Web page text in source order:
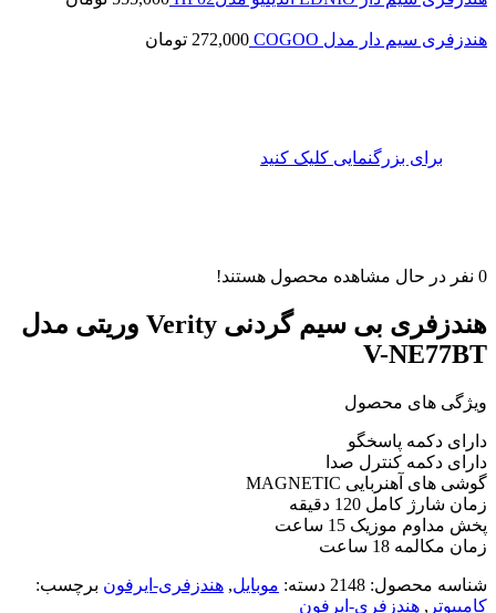
هندزفری سیم دار مدل COGOO 272,000 تومان
برای بزرگنمایی کلیک کنید
0 نفر در حال مشاهده محصول هستند!
هندزفری بی سیم گردنی Verity وریتی مدل
V-NE77BT
ویژگی های محصول
دارای دکمه پاسخگو
دارای دکمه کنترل صدا
گوشی های آهنربایی MAGNETIC
زمان شارژ کامل 120 دقیقه
پخش مداوم موزیک 15 ساعت
زمان مکالمه 18 ساعت
شناسه محصول: 2148 دسته: موبایل, هندزفری-ایرفون برچسب:
کامپیوتر , هندزفری-ایرفون